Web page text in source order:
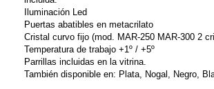
Iluminación Led
Puertas abatibles en metacrilato
Cristal curvo fijo (mod. MAR-250 MAR-300 2
Temperatura de trabajo +1º / +5º
Parrillas incluidas en la vitrina.
También disponible en: Plata, Nogal, Negro,